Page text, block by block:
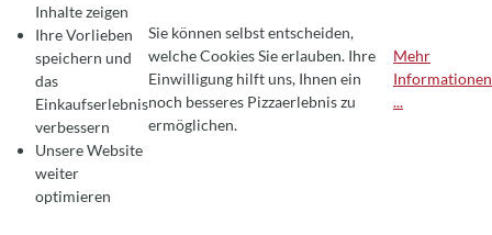
COOKIE-VOREINSTELLUNGEN
Wir verwenden Cookies für ein optimales Pizza-Erlebnis 🍕
Um Ihnen die besten Produkte und ein nahtloses Einkaufserlebnis zu
Inhalte zeigen
Ihre Vorlieben
speichern und
das
Einkaufserlebnis
verbessern
Unsere Website
weiter
optimieren
Sie können selbst entscheiden,
welche Cookies Sie erlauben. Ihre
Einwilligung hilft uns, Ihnen ein
noch besseres Pizzaerlebnis zu
ermöglichen.
Mehr
Informationen
...